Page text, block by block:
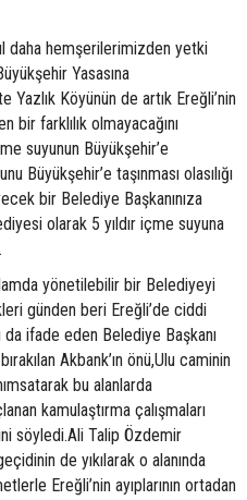
daha hemşerilerimizden yetki
Yasasına
Yazlık Köyünün de artık Ereğli’nin
bir farklılık olmayacağını
suyunun Büyükşehir’e
Büyükşehir’e taşınması olasılığı
bir Belediye Başkanınıza
olarak 5 yıldır içme suyuna
yönetilebilir bir Belediyeyi
günden beri Ereğli’de ciddi
da ifade eden Belediye Başkanı
Akbank’ın önü,Ulu caminin
bu alanlarda
kamulaştırma çalışmaları
söyledi.Ali Talip Özdemir
de yıkılarak o alanında
Ereğli’nin ayıplarının ortadan